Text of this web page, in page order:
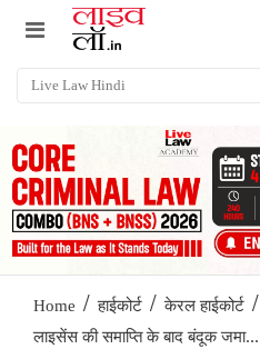
Home / हाईकोर्ट / केरल हाईकोर्ट /
लाइसेंस की समाप्ति के बाद बंदूक जमा...